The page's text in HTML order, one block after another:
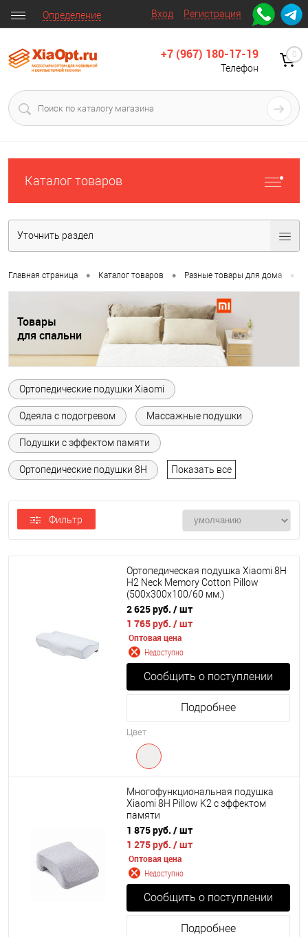
Вход Регистрация
Определение
+7 (967) 180-17-19
Телефон
0
Каталог товаров
Уточнить раздел
Главная страница • Каталог товаров • Разные товары для дома •
Товары
для спальни
Ортопедические подушки Xiaomi
Одеяла с подогревом Массажные подушки
Подушки с эффектом памяти
Ортопедические подушки 8H Показать все
Фильтр
Ортопедическая подушка Xiaomi 8H
H2 Neck Memory Cotton Pillow
(500х300x100/60 мм.)
2 625 руб. / шт
1 765 руб. / шт
Оптовая цена
Недоступно
Сообщить о поступлении
Подробнее
Цвет
Многофункциональная подушка
Xiaomi 8H Pillow K2 с эффектом
памяти
1 875 руб. / шт
1 275 руб. / шт
Оптовая цена
Недоступно
Сообщить о поступлении
Подробнее